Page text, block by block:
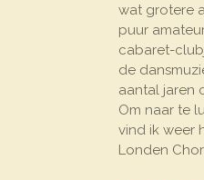
wat grotere
puur
cabaret-
de
aantal jaren
Om naar te
vind ik weer
Londen